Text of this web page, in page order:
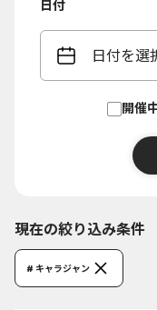
日付
日付を選
開催
現在の絞り込み条件
# キャラジャン